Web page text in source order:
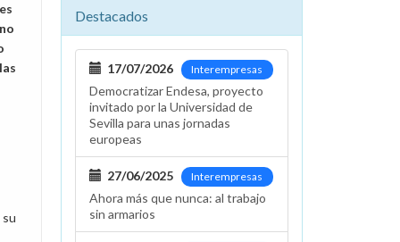
Destacados
Interempresas
17/07/2026
Democratizar Endesa, proyecto
invitado por la Universidad de
Sevilla para unas jornadas
europeas
Interempresas
27/06/2025
Ahora más que nunca: al trabajo
sin armarios